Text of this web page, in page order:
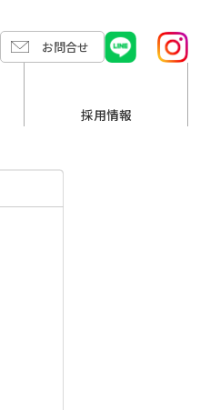
お問合せ
採用情報